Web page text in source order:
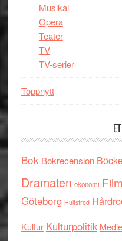
Musikal
Opera
Teater
TV
TV-serier
Toppnytt
Bok Bokrecension
Dramaten ekonomi
Göteborg Hultsfred
Kultur Kulturpolitik